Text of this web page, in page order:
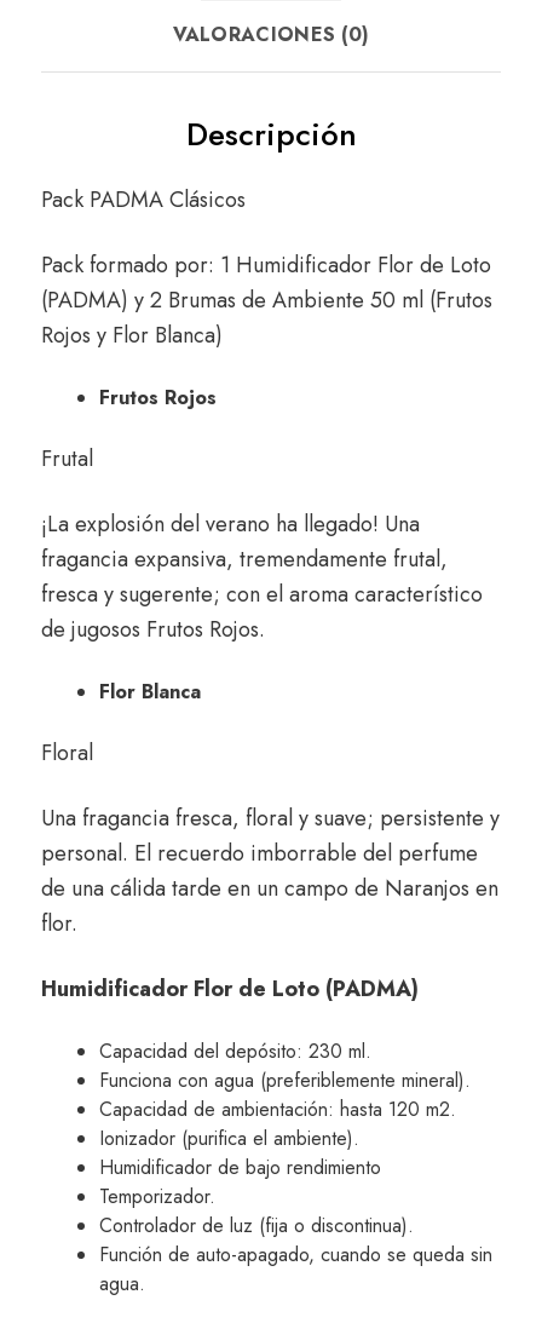
VALORACIONES (0)
Descripción
Pack PADMA Clásicos
Pack formado por: 1 Humidificador Flor de Loto
(PADMA) y 2 Brumas de Ambiente 50 ml (Frutos
Rojos y Flor Blanca)
Frutos Rojos
Frutal
¡La explosión del verano ha llegado! Una
fragancia expansiva, tremendamente frutal,
fresca y sugerente; con el aroma característico
de jugosos Frutos Rojos.
Flor Blanca
Floral
Una fragancia fresca, floral y suave; persistente y
personal. El recuerdo imborrable del perfume
de una cálida tarde en un campo de Naranjos en
flor.
Humidificador Flor de Loto (PADMA)
Capacidad del depósito: 230 ml.
Funciona con agua (preferiblemente mineral).
Capacidad de ambientación: hasta 120 m2.
Ionizador (purifica el ambiente).
Humidificador de bajo rendimiento
Temporizador.
Controlador de luz (fija o discontinua).
Función de auto-apagado, cuando se queda sin
agua.